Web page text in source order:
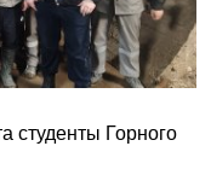
студенты Горного